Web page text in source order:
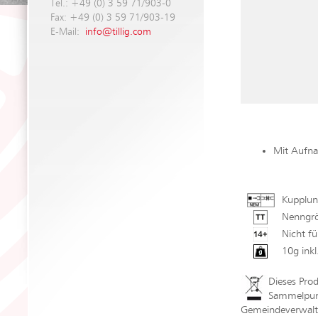
Tel.: +49 (0) 3 59 71/903-0
Fax: +49 (0) 3 59 71/903-19
E-Mail: info@tillig.com
Mit
Nicht
10g
Dieses